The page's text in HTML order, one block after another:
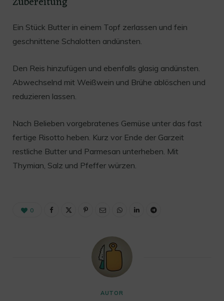
Ein Stück Butter in einem Topf zerlassen und fein
geschnittene Schalotten andünsten.
Den Reis hinzufügen und ebenfalls glasig andünsten.
Abwechselnd mit Weißwein und Brühe ablöschen und
reduzieren lassen.
Nach Belieben vorgebratenes Gemüse unter das fast
fertige Risotto heben. Kurz vor Ende der Garzeit
restliche Butter und Parmesan unterheben. Mit
Thymian, Salz und Pfeffer würzen.
0
AUTOR